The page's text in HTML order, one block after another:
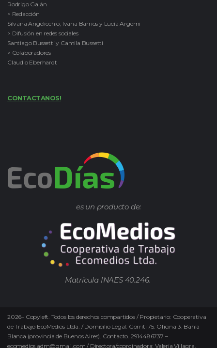
Rodrigo Galán
> Redacción
Silvana Angelicchio, Ivana Barrios y Lucía Argemi
> Difusión en redes sociales
Santiago Bussetti y Camila Bussetti
> Colaboradores
Claudio Eberhardt
CONTACTANOS!
es un producto de:
Matrícula INAES 40.246.
2026– Copyleft. Todos los derechos compartidos / Propietario: Cooperativa
de Trabajo EcoMedios Ltda. / Domicilio Legal: Gorriti 75. Oficina 3. Bahía
Blanca (provincia de Buenos Aires). Contacto. 2914486737 –
ecomedios.adm@gmail.com / Directora/coordinadora: Valeria Villagra.